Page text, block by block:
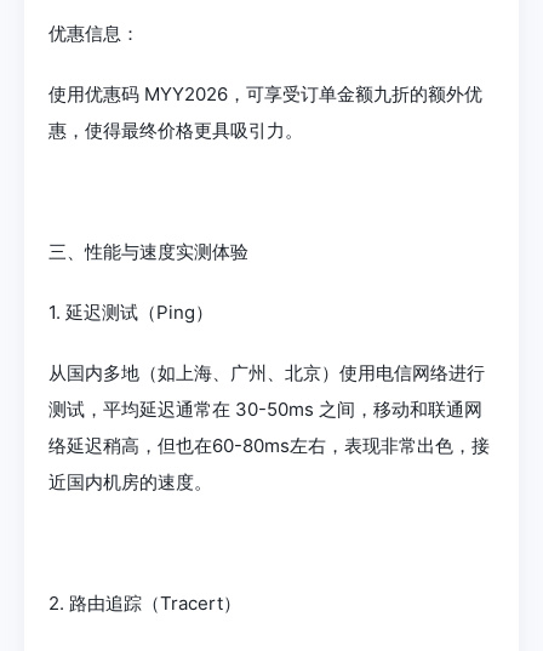
优惠信息：
使用优惠码 MYY2026，可享受订单金额九折的额外优
惠，使得最终价格更具吸引力。
三、性能与速度实测体验
1. 延迟测试（Ping）
从国内多地（如上海、广州、北京）使用电信网络进行
测试，平均延迟通常在 30-50ms 之间，移动和联通网
络延迟稍高，但也在60-80ms左右，表现非常出色，接
近国内机房的速度。
2. 路由追踪（Tracert）